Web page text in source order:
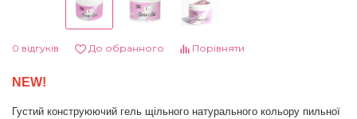
Дезінфекція та стерилізація
Декор для нігтів
Трикутники (каміфубукі)
Наклейки гнучкі лінії
0 відгуків До обранного Порівняти
NEW!
Густий конструюючий гель щільного натурального кольору пильної